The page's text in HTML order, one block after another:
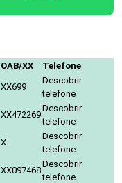
OAB/XX
Telefone
XX699
Descobrir
telefone
XX472269
Descobrir
telefone
X
Descobrir
telefone
XX097468
Descobrir
telefone